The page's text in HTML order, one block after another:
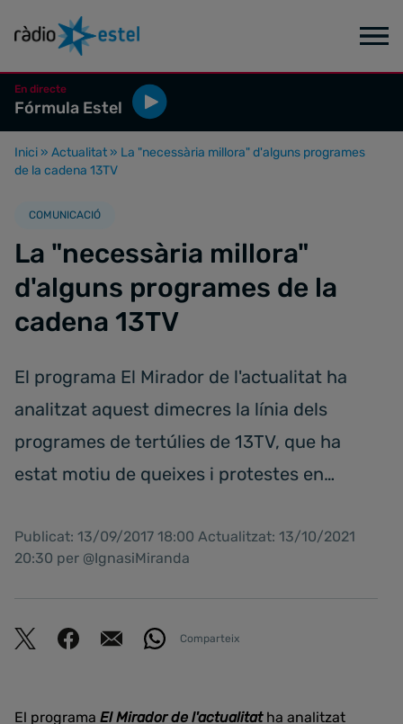
En directe
Fórmula Estel
Inici » Actualitat » La "necessària millora" d'alguns programes
de la cadena 13TV
COMUNICACIÓ
La "necessària millora"
d'alguns programes de la
cadena 13TV
El programa El Mirador de l'actualitat ha
analitzat aquest dimecres la línia dels
programes de tertúlies de 13TV, que ha
estat motiu de queixes i protestes en…
Publicat: 13/09/2017 18:00 Actualitzat: 13/10/2021
20:30 per @IgnasiMiranda
Comparteix
El programa El Mirador de l'actualitatha analitzat